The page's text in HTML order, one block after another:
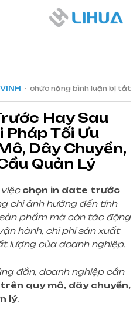
chức năng bình luận bị tắt
Hay Sau
Pháp Tối Ưu
Dây Chuyền,
Quản Lý
việc chọn in date trước
chỉ ảnh hưởng đến tính
phẩm mà còn tác động
hành, chi phí sản xuất
lượng của doanh nghiệp.
đắn, doanh nghiệp cần
quy mô, dây chuyền,
lý.